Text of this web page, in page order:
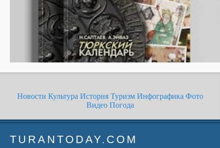
Новости Культура История Туризм Инфографика Фото
Видео Погода
TURANTODAY.COM